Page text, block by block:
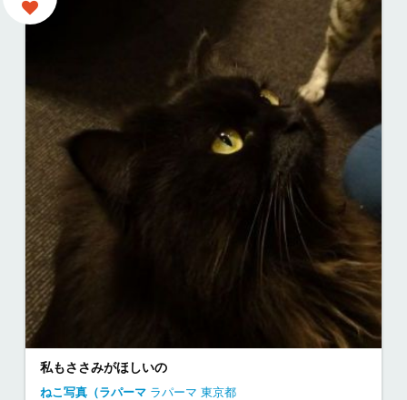
私もささみがほしいの
ねこ写真（ラパーマ ラパーマ 東京都